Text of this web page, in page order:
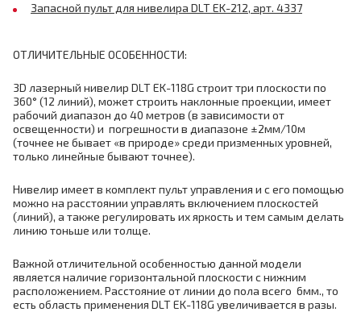
Запасной пульт для нивелира DLT EK-212, арт. 4337
ОТЛИЧИТЕЛЬНЫЕ ОСОБЕННОСТИ:
3D лазерный нивелир DLT EK-118G строит три плоскости по
360° (12 линий), может строить наклонные проекции, имеет
рабочий диапазон до 40 метров (в зависимости от
освещенности) и погрешности в диапазоне ±2мм/10м
(точнее не бывает «в природе» среди призменных уровней,
только линейные бывают точнее).
Нивелир имеет в комплект пульт управления и с его помощью
можно на расстоянии управлять включением плоскостей
(линий), а также регулировать их яркость и тем самым делать
линию тоньше или толще.
Важной отличительной особенностью данной модели
является наличие горизонтальной плоскости с нижним
расположением. Расстояние от линии до пола всего 6мм., то
есть область применения DLT EK-118G увеличивается в разы.